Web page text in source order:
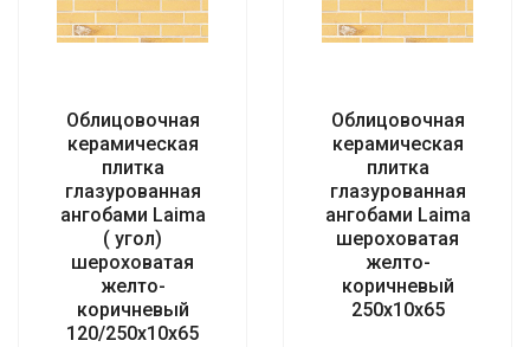
Облицовочная
керамическая
плитка
глазурованная
ангобами Laima
( угол)
шероховатая
желто-
коричневый
120/250x10x65
Облицовочная
керамическая
плитка
глазурованная
ангобами Laima
шероховатая
желто-
коричневый
250x10x65